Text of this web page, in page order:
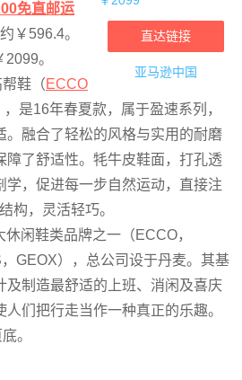
直达链接
亚马逊中国
免直邮运
￥596.4。
2099。
鞋（ECCO
，是16年春夏款，属于盈速系列，
。融合了轻松的风格与实用的耐磨
障了舒适性。牦牛皮鞋面，打孔透
学，促进每一步自然运动，直接注
构，灵活轻巧。
闲鞋类品牌之一（ECCO，
GEOX），总公司设于丹麦。其基
及制造最舒适的上班、消闲及喜庆
们把行走当作一种真正的乐趣。
。